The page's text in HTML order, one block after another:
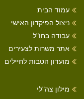
עמוד הבית
ניצול הפיקדון האישי
עבודה בחו"ל
אתר משרות לצעירים
מועדון הטבות לחיילים
מילון צה"לי